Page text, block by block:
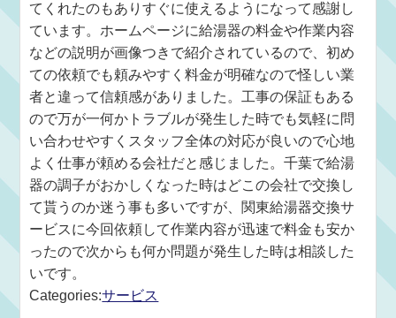
てくれたのもありすぐに使えるようになって感謝し
ています。ホームページに給湯器の料金や作業内容
などの説明が画像つきで紹介されているので、初め
ての依頼でも頼みやすく料金が明確なので怪しい業
者と違って信頼感がありました。工事の保証もある
ので万が一何かトラブルが発生した時でも気軽に問
い合わせやすくスタッフ全体の対応が良いので心地
よく仕事が頼める会社だと感じました。千葉で給湯
器の調子がおかしくなった時はどこの会社で交換し
て貰うのか迷う事も多いですが、関東給湯器交換サ
ービスに今回依頼して作業内容が迅速で料金も安か
ったので次からも何か問題が発生した時は相談した
いです。
Categories:サービス